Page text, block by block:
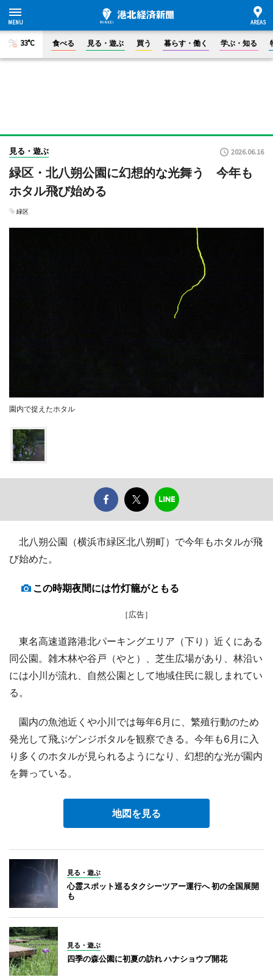
33°C 食べる 見る・遊ぶ 買う 暮らす・働く 学ぶ・知る
見る・遊ぶ 2026.06.16
緑区・北八朔公園に幻想的な光舞う 今年も
ホタル飛び始める
緑区
園内で捉えたホタル
北八朔公園（横浜市緑区北八朔町）で今年もホタルが飛
び始めた。
この時期夜間には竹灯籠がともる
［広告］
東名高速道路港北パーキングエリア（下り）近くにある
同公園。雑木林や谷戸（やと）、芝生広場があり、林沿い
には小川が流れ、自然公園として地域住民に親しまれてい
る。
園内の魚池近くや小川では毎年6月に、繁殖行動のため
発光して飛ぶゲンジボタルを観察できる。今年も6月に入
り多くのホタルが見られるようになり、幻想的な光が園内
を舞っている。
地図を見る
見る・遊ぶ
心霊スポット巡るタクシーツアー運行へ 初の全国展開
も
見る・遊ぶ
四季の森公園に初夏の訪れ ハナショウブ開花